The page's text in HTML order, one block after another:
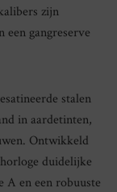
zijn
gangreserve
stalen
in aardetinten,
Ontwikkeld
duidelijke
A en een robuuste